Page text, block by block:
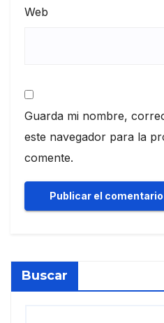
Web
Guarda mi nombre,
este navegador para la
comente.
Buscar